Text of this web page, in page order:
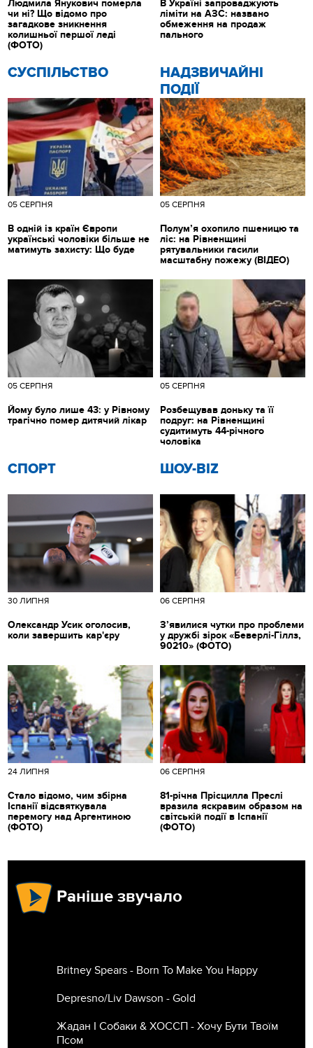
CУСПІЛЬСТВО
05 СЕРПНЯ
В одній із країн Європи
українські чоловіки більше не
матимуть захисту: Що буде
НАДЗВИЧАЙНІ
ПОДІЇ
05 СЕРПНЯ
Полум’я охопило пшеницю та
ліс: на Рівненщині
рятувальники гасили
масштабну пожежу (ВІДЕО)
СПОРТ
30 ЛИПНЯ
Олександр Усик оголосив,
коли завершить кар'єру
ШОУ-BIZ
06 СЕРПНЯ
З’явилися чутки про проблеми
у дружбі зірок «Беверлі-Гіллз,
90210» (ФОТО)
Людмила Янукович померла
чи ні? Що відомо про
загадкове зникнення
колишньої першої леді
(ФОТО)
В Україні запроваджують
ліміти на АЗС: названо
обмеження на продаж
пального
05 СЕРПНЯ
Йому було лише 43: у Рівному
трагічно помер дитячий лікар
05 СЕРПНЯ
Розбещував доньку та її
подруг: на Рівненщині
судитимуть 44-річного
чоловіка
24 ЛИПНЯ
Стало відомо, чим збірна
Іспанії відсвяткувала
перемогу над Аргентиною
(ФОТО)
06 СЕРПНЯ
81-річна Прісцилла Преслі
вразила яскравим образом на
світській події в Іспанії
(ФОТО)
Раніше звучало
Britney Spears - Born To Make You Happy
Depresno/Liv Dawson - Gold
Жадан І Собаки & ХОССП - Хочу Бути Твоїм
Псом